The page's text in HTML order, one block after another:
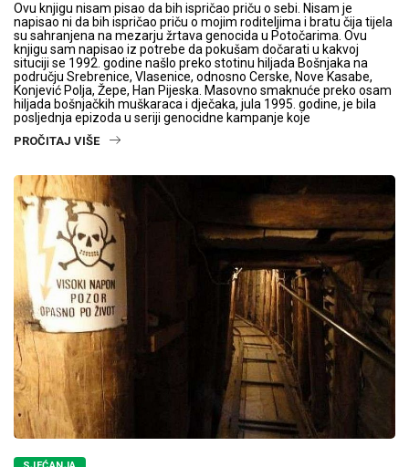
Ovu knjigu nisam pisao da bih ispričao priču o sebi. Nisam je
napisao ni da bih ispričao priču o mojim roditeljima i bratu čija tijela
su sahranjena na mezarju žrtava genocida u Potočarima. Ovu
knjigu sam napisao iz potrebe da pokušam dočarati u kakvoj
situciji se 1992. godine našlo preko stotinu hiljada Bošnjaka na
području Srebrenice, Vlasenice, odnosno Cerske, Nove Kasabe,
Konjević Polja, Žepe, Han Pijeska. Masovno smaknuće preko osam
hiljada bošnjačkih muškaraca i dječaka, jula 1995. godine, je bila
posljednja epizoda u seriji genocidne kampanje koje
PROČITAJ VIŠE